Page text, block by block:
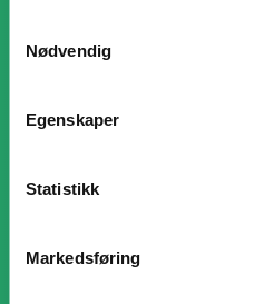
Nødvendig
Egenskaper
Statistikk
Markedsføring